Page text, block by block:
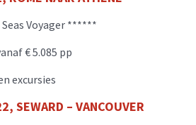
Voyager ******
€ 5.085 pp
excursies
SEWARD – VANCOUVER